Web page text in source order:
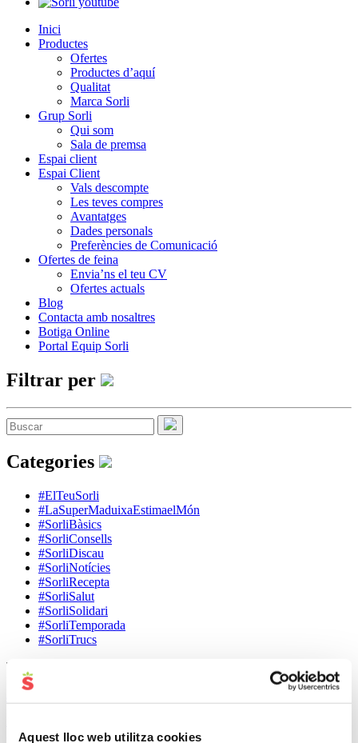
Aquest lloc web utilitza cookies
Inici
Productes
Ofertes
Productes d’aquí
Qualitat
Marca Sorli
Grup Sorli
Qui som
Sala de premsa
Espai client
Espai Client
Vals descompte
Les teves compres
Avantatges
Dades personals
Preferències de Comunicació
Ofertes de feina
Envia’ns el teu CV
Ofertes actuals
Blog
Contacta amb nosaltres
Botiga Online
Portal Equip Sorli
Filtrar per
Categories
#ElTeuSorli
#LaSuperMaduixaEstimaelMón
#SorliBàsics
#SorliConsells
#SorliDiscau
#SorliNotícies
#SorliRecepta
#SorliSalut
#SorliSolidari
#SorliTemporada
#SorliTrucs
Tags
xocolata